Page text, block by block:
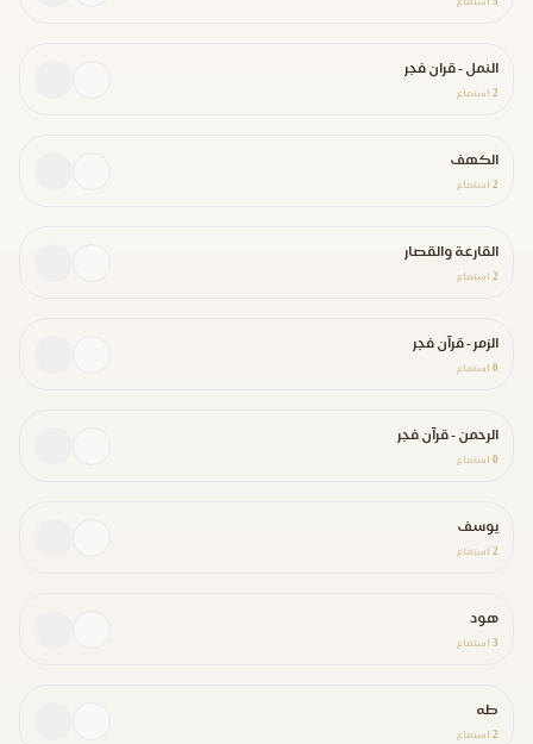
النمل - قران فجر
2 استماع
الكهف
2 استماع
القارعة والقصار
2 استماع
الزمر - قرآن فجر
0 استماع
الرحمن - قرآن فجر
0 استماع
يوسف
2 استماع
هود
3 استماع
طه
2 استماع